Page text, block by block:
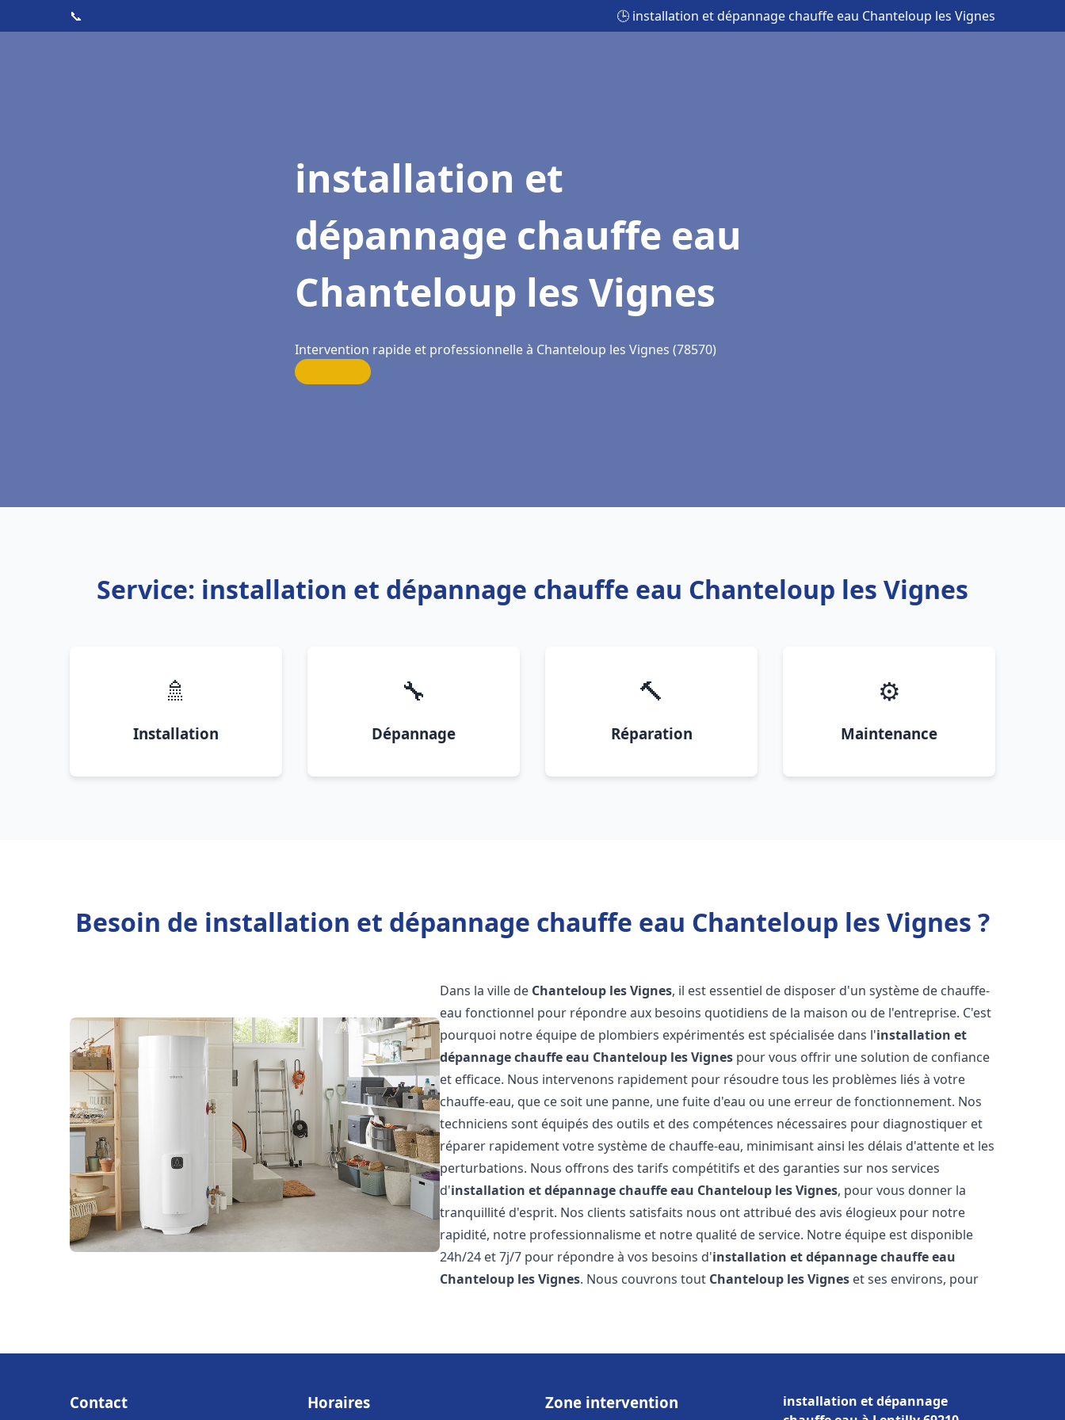
📞 🕒 installation et dépannage chauffe eau Chanteloup les Vignes
installation et
dépannage chauffe eau
Chanteloup les Vignes
Intervention rapide et professionnelle à Chanteloup les Vignes (78570)
Service: installation et dépannage chauffe eau Chanteloup les Vignes
🚿
Installation
🔧
Dépannage
🔨
Réparation
⚙️
Maintenance
Besoin de installation et dépannage chauffe eau Chanteloup les Vignes ?
Dans la ville de Chanteloup les Vignes, il est essentiel de disposer d'un système de chauffe-
eau fonctionnel pour répondre aux besoins quotidiens de la maison ou de l'entreprise. C'est
pourquoi notre équipe de plombiers expérimentés est spécialisée dans l'installation et
dépannage chauffe eau Chanteloup les Vignes pour vous offrir une solution de confiance
et efficace. Nous intervenons rapidement pour résoudre tous les problèmes liés à votre
chauffe-eau, que ce soit une panne, une fuite d'eau ou une erreur de fonctionnement. Nos
techniciens sont équipés des outils et des compétences nécessaires pour diagnostiquer et
réparer rapidement votre système de chauffe-eau, minimisant ainsi les délais d'attente et les
perturbations. Nous offrons des tarifs compétitifs et des garanties sur nos services
d'installation et dépannage chauffe eau Chanteloup les Vignes, pour vous donner la
tranquillité d'esprit. Nos clients satisfaits nous ont attribué des avis élogieux pour notre
rapidité, notre professionnalisme et notre qualité de service. Notre équipe est disponible
24h/24 et 7j/7 pour répondre à vos besoins d'installation et dépannage chauffe eau
Chanteloup les Vignes. Nous couvrons tout Chanteloup les Vignes et ses environs, pour
Contact Horaires Zone intervention
installation et dépannage